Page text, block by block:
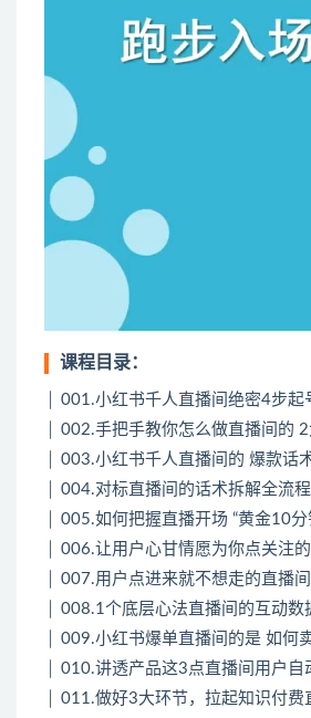
课程目录：
│ 001.小红书千人直播间绝密4步起
│ 002.手把手教你怎么做直播间的
│ 003.小红书千人直播间的 爆款话
│ 004.对标直播间的话术拆解全流
│ 005.如何把握直播开场 “黄金10分
│ 006.让用户心甘情愿为你点关注
│ 007.用户点进来就不想走的直播
│ 008.1个底层心法直播间的互动数
│ 009.小红书爆单直播间的是 如何
│ 010.讲透产品这3点直播间用户自
│ 011.做好3大环节，拉起知识付